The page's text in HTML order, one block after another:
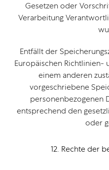
Gesetzen oder
Verarbeitung
Entfällt der
Europäischen Richtlinien-
einem anderen
vorgeschriebene
personenbezogenen
entsprechend den
oder
12. Rechte der